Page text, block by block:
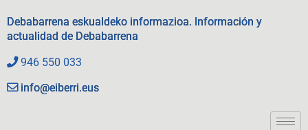
Debabarrena eskualdeko informazioa. Información y
actualidad de Debabarrena
946 550 033
info@eiberri.eus